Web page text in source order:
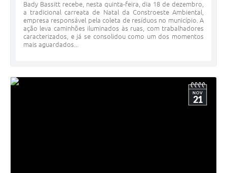
Bady Bassitt recebe, nesta quinta-feira, dia 18 de dezembro,
a tradicional carreata de Natal da Constroeste Ambiental,
empresa responsável pela coleta de resíduos no município. A
ação leva caminhões iluminados às ruas, com trabalhadores
caracterizados, e já se consolidou como um dos momentos
mais aguardados...
NOV
21